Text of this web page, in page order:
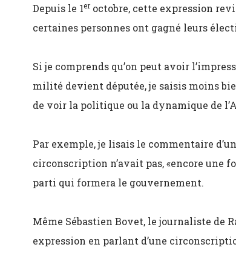
Depuis le 1eroctobre, cette expression
certaines personnes ont gagné leurs
Si je comprends qu’on peut avoir
milité devient députée, je saisis moins
de voir la politique ou la dynamique de
Par exemple, je lisais le commentaire
circonscription n’avait pas, «encore une
parti qui formera le gouvernement.
Même Sébastien Bovet, le journaliste de
expression en parlant d’une